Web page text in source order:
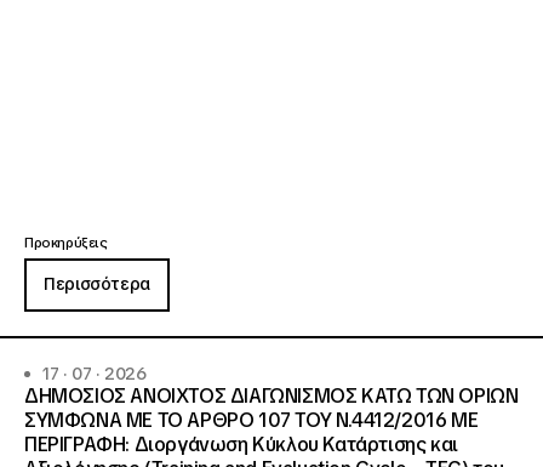
Προκηρύξεις
Περισσότερα
17 · 07 · 2026
ΔΗΜΟΣΙΟΣ ΑΝΟΙΧΤΟΣ ΔΙΑΓΩΝΙΣΜΟΣ ΚΑΤΩ ΤΩΝ ΟΡΙΩΝ
ΣΥΜΦΩΝΑ ΜΕ ΤΟ ΑΡΘΡΟ 107 ΤΟΥ Ν.4412/2016 ΜΕ
ΠΕΡΙΓΡΑΦΗ: Διοργάνωση Κύκλου Κατάρτισης και